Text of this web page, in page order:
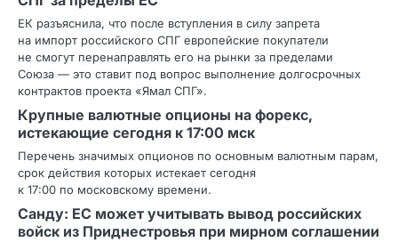
ЕК разъяснила, что после вступления в силу запрета
на импорт российского СПГ европейские покупатели
не смогут перенаправлять его на рынки за пределами
Союза — это ставит под вопрос выполнение долгосрочных
контрактов проекта «Ямал СПГ».
Крупные валютные опционы на форекс,
истекающие сегодня к 17:00 мск
Перечень значимых опционов по основным валютным парам,
срок действия которых истекает сегодня
к 17:00 по московскому времени.
Санду: ЕС может учитывать вывод российских
войск из Приднестровья при мирном соглашении